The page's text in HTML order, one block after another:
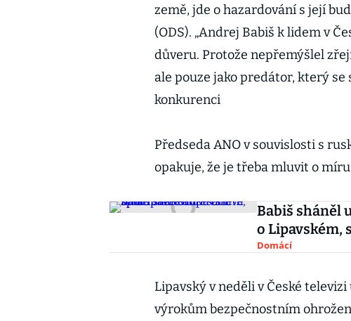
země, jde o hazardování s její
(ODS). „Andrej Babiš k lidem v
důveru. Protože nepřemýšlel
ale pouze jako predátor, který
konkurenci
Předseda ANO v souvislosti s
opakuje, že je třeba mluvit o
Babiš sháněl
o Lipavském,
Domácí
Lipavský v neděli v České
výrokům bezpečnostním